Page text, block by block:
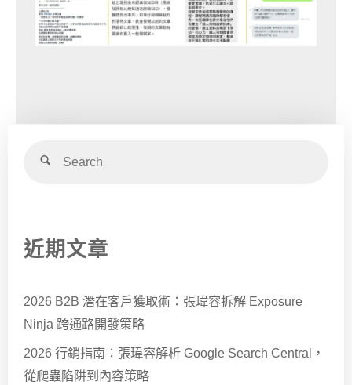
近期文章
2026 B2B 潛在客戶獲取術：張瑋容拆解 Exposure
Ninja 跨通路開發策略
2026 行銷指南：張瑋容解析 Google Search Central，
從爬蟲陷阱到內容策略